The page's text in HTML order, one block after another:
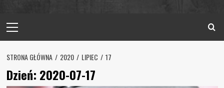
Menu
STRONA GŁÓWNA 2020 LIPIEC 17
Dzień: 2020-07-17